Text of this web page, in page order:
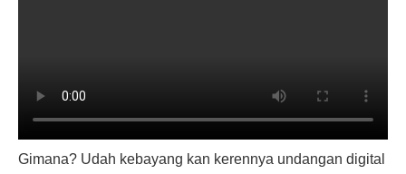
Gimana? Udah kebayang kan kerennya undangan digital